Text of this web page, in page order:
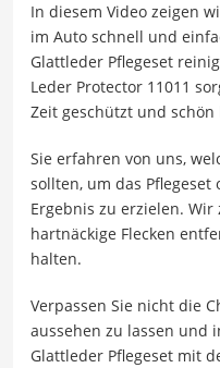
In diesem Video zeigen
im Auto schnell und
Glattleder Pflegeset
Leder Protector 11011
Zeit geschützt und schön
Sie erfahren von uns,
sollten, um das
Ergebnis zu erzielen. Wir
hartnäckige Flecken
halten.
Verpassen Sie nicht die
aussehen zu lassen und
Glattleder Pflegeset mit